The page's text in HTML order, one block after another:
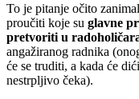
To je pitanje očito
proučiti koje su glavne
pretvoriti u
angažiranog radnika
će se truditi, a kada će
nestrpljivo čeka).